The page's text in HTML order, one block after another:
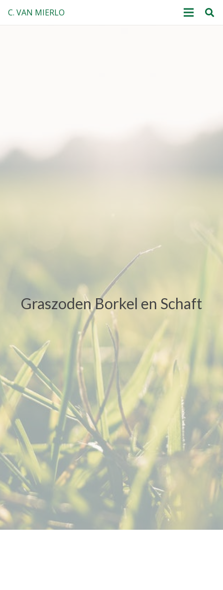
C. VAN MIERLO
Graszoden Borkel en Schaft